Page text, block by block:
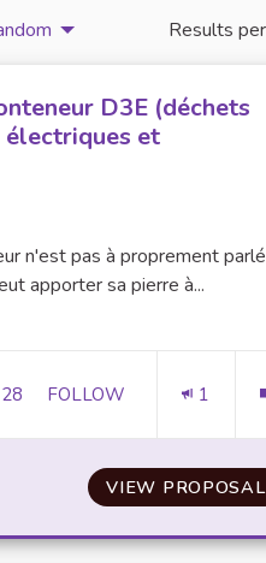
Results
D3E (déchets
et
n'est pas à proprement parlé
apporter sa pierre à...
28 28 FOLLOWERS
FOLLOW
INAUGURER UN
1
VIEW PROPOSAL